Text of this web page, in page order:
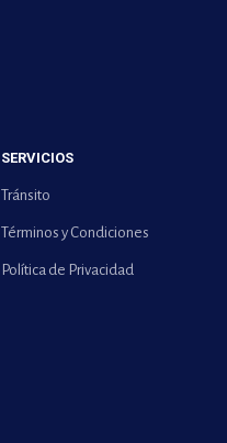
SERVICIOS
Tránsito
Términos y Condiciones
Política de Privacidad